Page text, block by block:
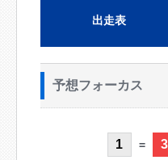
出走表
予想フォーカス
1 = 3